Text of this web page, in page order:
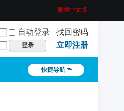
繁體中文版
自动登录
找回密码
登录 立即注册
快捷导航